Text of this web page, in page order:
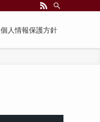
個人情報保護方針